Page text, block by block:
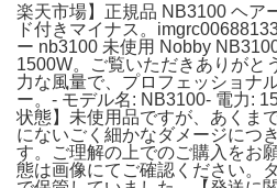
楽天市場】正規品 NB3100 ヘア
ド付きマイナス。
ー nb3100 未使用 Nobby
1500W。ご覧いただきありがと
力な風量で、プロフェッショナ
ー。- モデル名: NB3100- 電力:
状態】未使用品ですが、あくま
にないごく細かなダメージにつ
す。ご理解の上でのご購入をお
態は画像にてご確認ください。